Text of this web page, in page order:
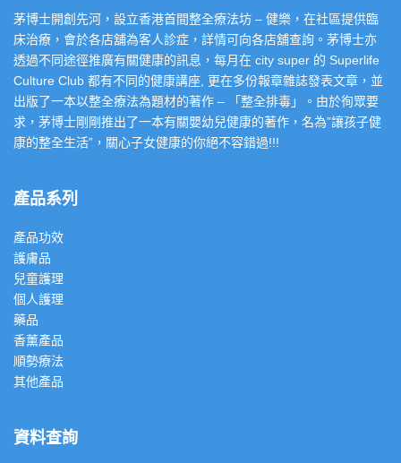
茅博士開創先河，設立香港首間整全療法坊 – 健樂，在社區提供臨
床治療，會於各店舖為客人診症，詳情可向各店舖查詢。茅博士亦
透過不同途徑推廣有關健康的訊息，每月在 city super 的 Superlife
Culture Club 都有不同的健康講座, 更在多份報章雜誌發表文章，並
出版了一本以整全療法為題材的著作 – 「整全排毒」。由於徇眾要
求，茅博士剛剛推出了一本有關嬰幼兒健康的著作，名為”讓孩子健
康的整全生活”，關心子女健康的你絕不容錯過!!!
產品系列
產品功效
護膚品
兒童護理
個人護理
藥品
香薰產品
順勢療法
其他產品
資料查詢